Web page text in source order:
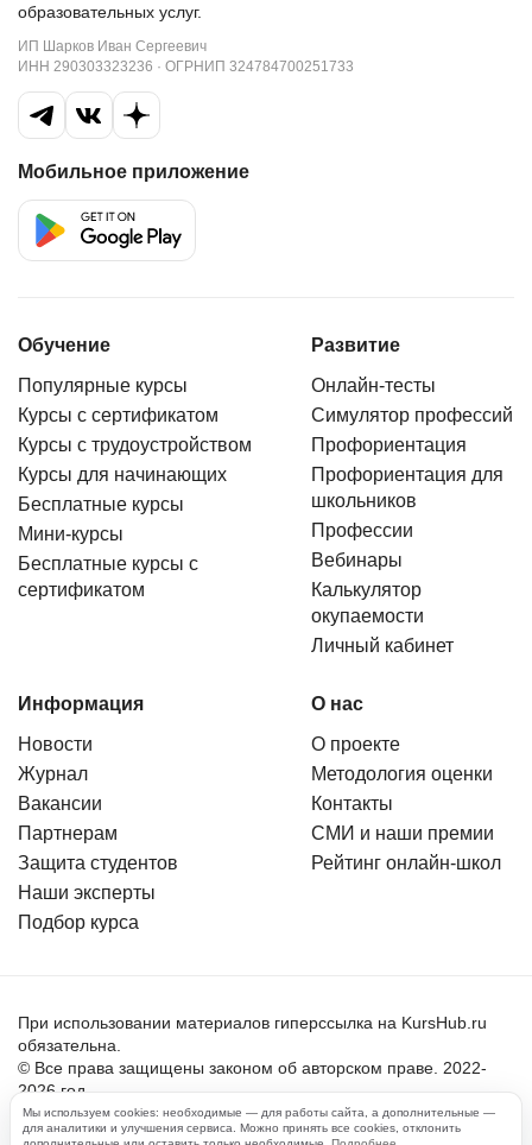
образовательных услуг.
ИП Шарков Иван Сергеевич
ИНН 290303323236 · ОГРНИП 324784700251733
Мобильное приложение
Обучение
Популярные курсы
Курсы с сертификатом
Курсы с трудоустройством
Курсы для начинающих
Бесплатные курсы
Мини-курсы
Бесплатные курсы с
сертификатом
Развитие
Онлайн-тесты
Симулятор профессий
Профориентация
Профориентация для
школьников
Профессии
Вебинары
Калькулятор
окупаемости
Личный кабинет
Информация
Новости
Журнал
Вакансии
Партнерам
Защита студентов
Наши эксперты
Подбор курса
О нас
О проекте
Методология оценки
Контакты
СМИ и наши премии
Рейтинг онлайн-школ
При использовании материалов гиперссылка на KursHub.ru
обязательна.
© Все права защищены законом об авторском праве. 2022-
2026 год.
Пользовательское соглашение
Мы используем cookies: необходимые — для работы сайта, а дополнительные —
для аналитики и улучшения сервиса. Можно принять все cookies, отклонить